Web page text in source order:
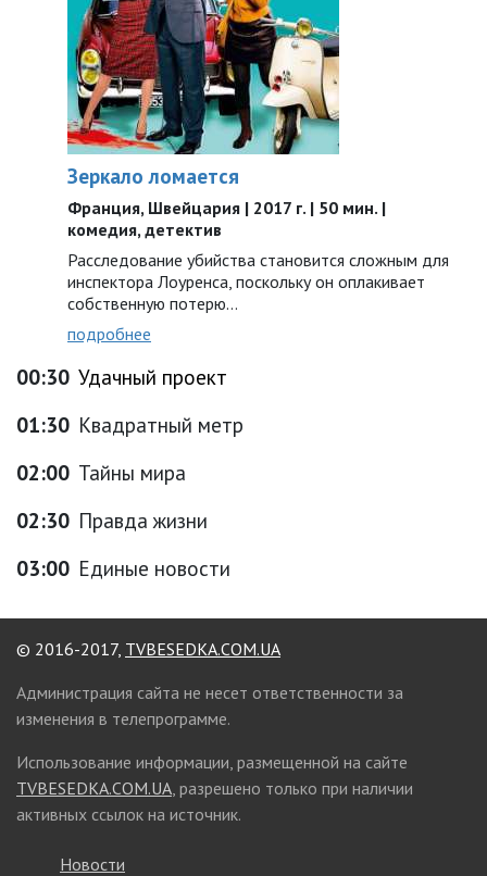
Зеркало ломается
Франция, Швейцария | 2017 г. | 50 мин. |
комедия, детектив
Расследование убийства становится сложным для
инспектора Лоуренса, поскольку он оплакивает
собственную потерю…
подробнее
00:30 Удачный проект
01:30 Квадратный метр
02:00 Тайны мира
02:30 Правда жизни
03:00 Единые новости
© 2016-2017, TVBESEDKA.COM.UA
Администрация сайта не несет ответственности за
изменения в телепрограмме.
Использование информации, размещенной на сайте
TVBESEDKA.COM.UA, разрешено только при наличии
активных ссылок на источник.
Новости